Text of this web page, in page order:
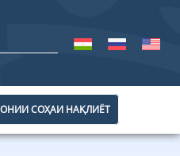
СОҲАИ НАҚЛИЁТ